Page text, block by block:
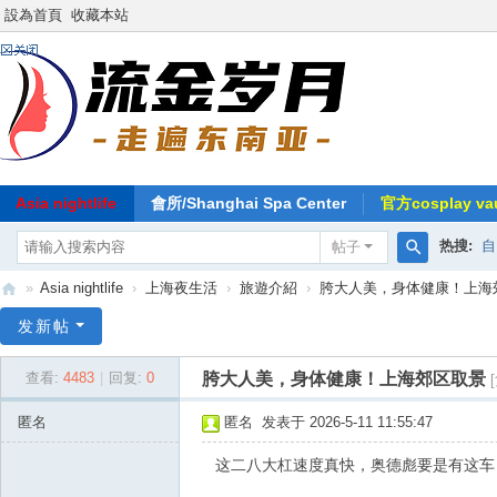
設為首頁 收藏本站
Asia nightlife 會所/Shanghai Spa Center 官方cosplay
帖子
搜
热搜:
南
» Asia nightlife › 上海夜生活 › 旅遊介紹 › 胯大人美，身体健康！上海
发新帖
查看: 4483 回复: 0 胯大人美，身体健康！上海郊区取景
匿名 匿名 发表于 2026-5-11 11:55:47
这二八大杠速度真快，奥德彪要是有这